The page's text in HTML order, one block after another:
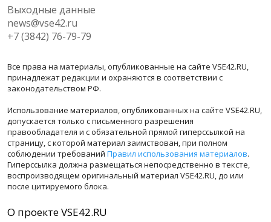
Выходные данные
news@vse42.ru
+7 (3842) 76-79-79
Все права на материалы, опубликованные на сайте VSE42.RU,
принадлежат редакции и охраняются в соответствии с
законодательством РФ.
Использование материалов, опубликованных на сайте VSE42.RU,
допускается только с письменного разрешения
правообладателя и с обязательной прямой гиперссылкой на
страницу, с которой материал заимствован, при полном
соблюдении требований Правил использования материалов.
Гиперссылка должна размещаться непосредственно в тексте,
воспроизводящем оригинальный материал VSE42.RU, до или
после цитируемого блока.
О проекте VSE42.RU